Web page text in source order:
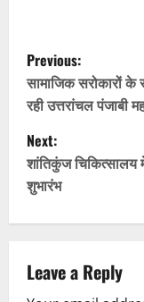
P
o
s
t
n
v
Previous:
सामाजिक सरोकारों के
रही उत्तरांचल पंजाबी
Next:
शांतिकुंज चिकित्सालय
शुभारंभ
Leave a Reply